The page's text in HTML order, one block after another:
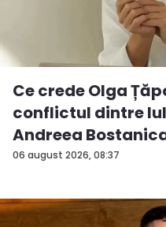
06 august 2026, 08:37
Ce crede Olga
conflictul dintre
Andreea